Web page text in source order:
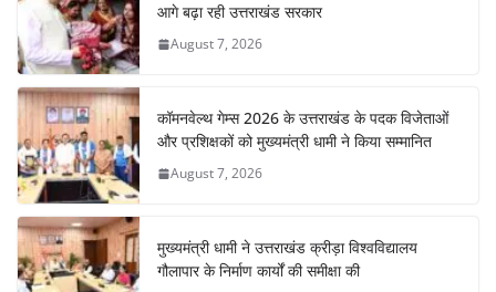
आगे बढ़ा रही उत्तराखंड सरकार
August 7, 2026
कॉमनवेल्थ गेम्स 2026 के उत्तराखंड के पदक विजेताओं
और प्रशिक्षकों को मुख्यमंत्री धामी ने किया सम्मानित
August 7, 2026
मुख्यमंत्री धामी ने उत्तराखंड क्रीड़ा विश्वविद्यालय
गौलापार के निर्माण कार्यों की समीक्षा की